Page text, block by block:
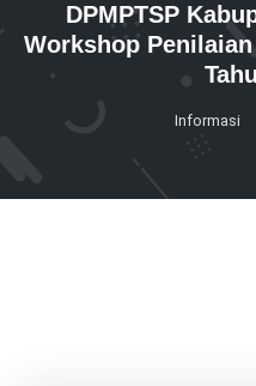
DPMPTSP
Workshop
Informasi